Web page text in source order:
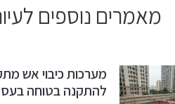
מאמרים נוספים
מערכות כיבוי אש
להתקנה בטוחה